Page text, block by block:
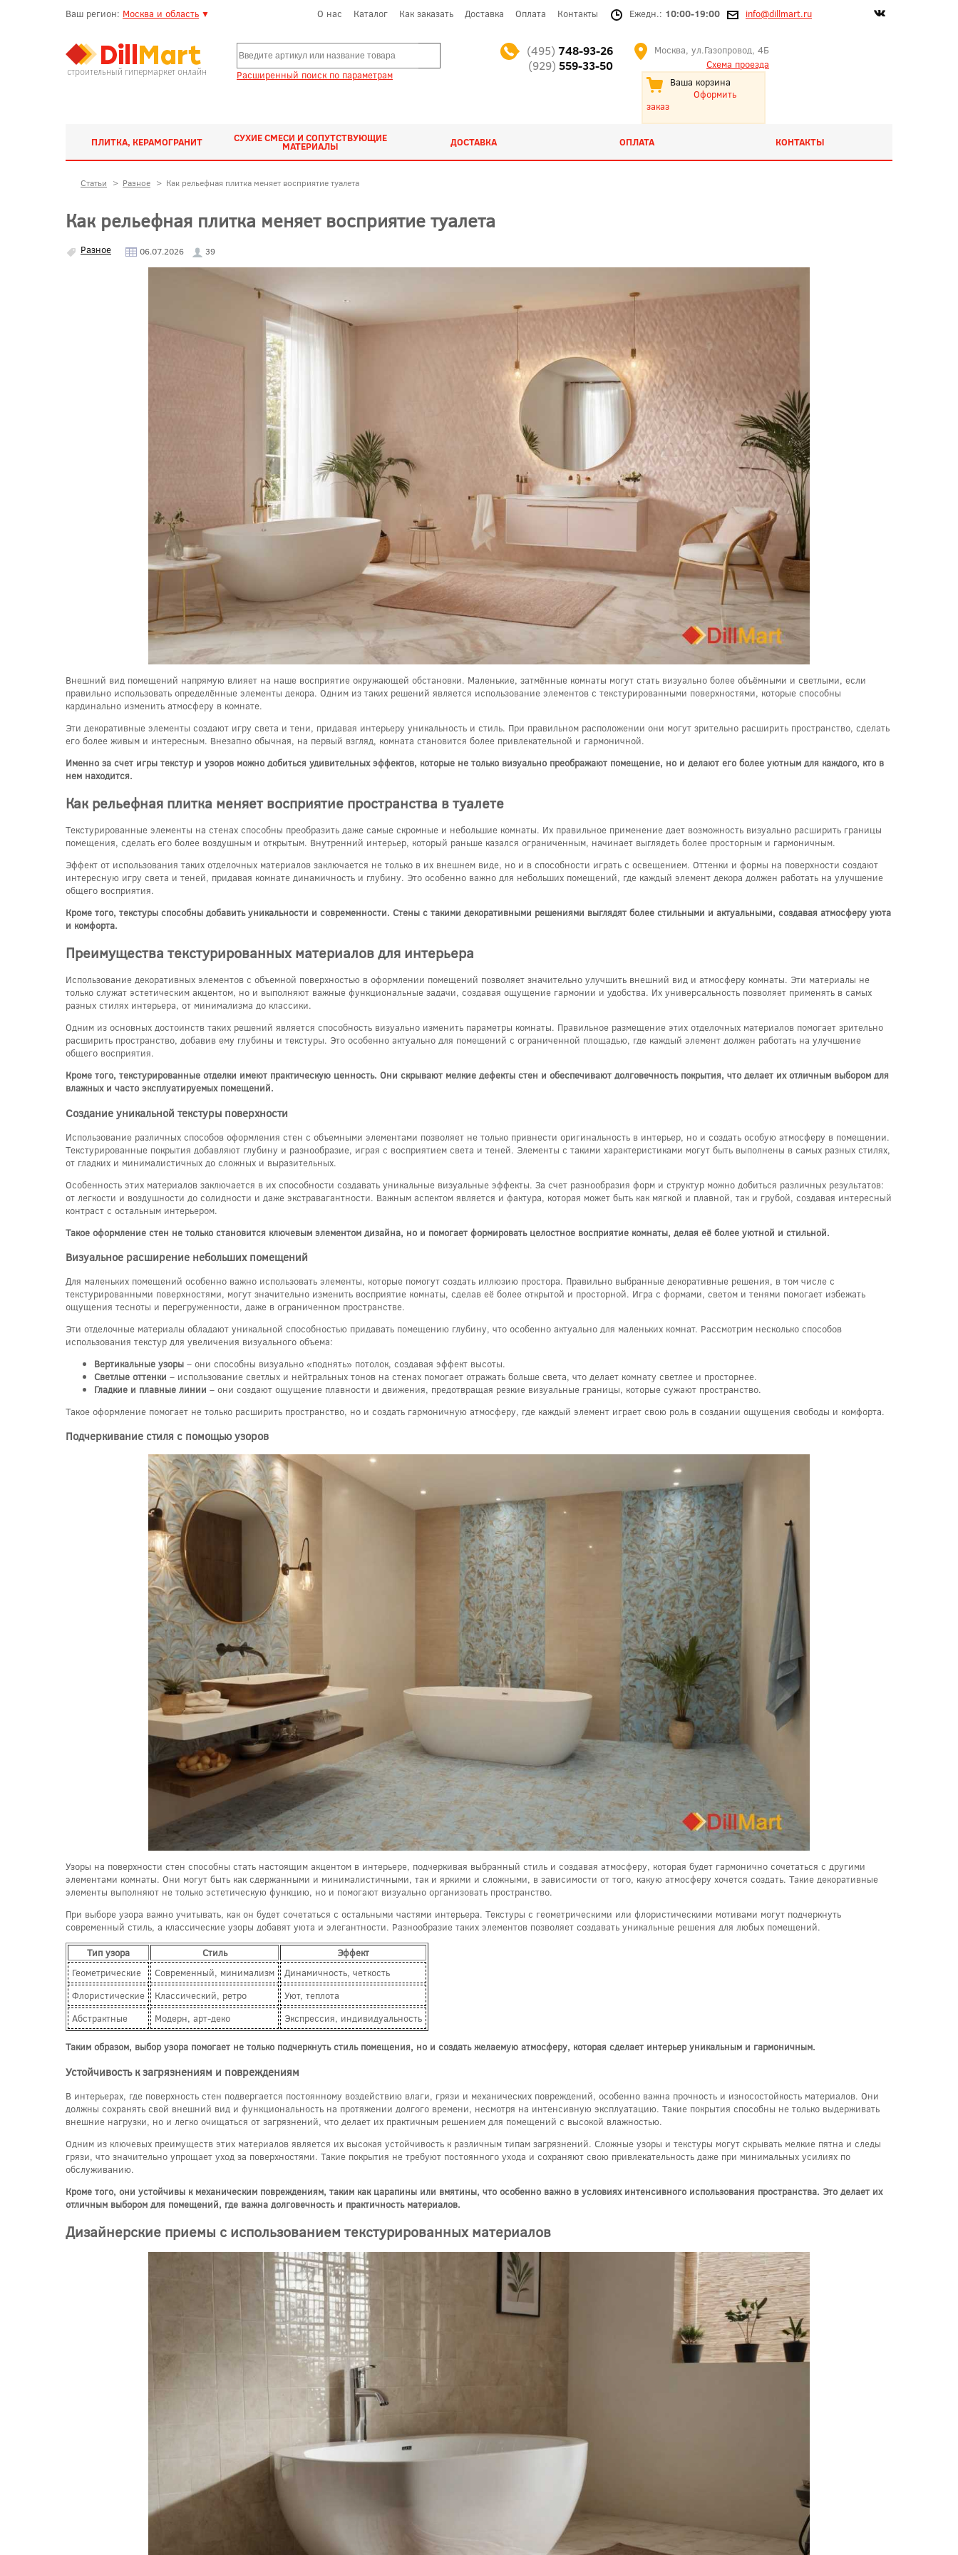
Ваш регион: Москва и область ▼ О нас Каталог Как заказать Доставка Оплата Контакты Ежедн.: 10:00-19:00 info@dillmart.ru
строительный гипермаркет онлайн Расширенный поиск по параметрам
(495) 748-93-26
(929) 559-33-50
Москва, ул.Газопровод, 4Б
Схема проезда
Ваша корзина
Оформить
заказ
ПЛИТКА, КЕРАМОГРАНИТ СУХИЕ СМЕСИ И СОПУТСТВУЮЩИЕ
МАТЕРИАЛЫ ДОСТАВКА ОПЛАТА КОНТАКТЫ
Статьи > Разное > Как рельефная плитка меняет восприятие туалета
Как рельефная плитка меняет восприятие туалета
Разное 06.07.2026 39
Внешний вид помещений напрямую влияет на наше восприятие окружающей обстановки. Маленькие, затмённые комнаты могут стать визуально более объёмными и светлыми, если
правильно использовать определённые элементы декора. Одним из таких решений является использование элементов с текстурированными поверхностями, которые способны
кардинально изменить атмосферу в комнате.
Эти декоративные элементы создают игру света и тени, придавая интерьеру уникальность и стиль. При правильном расположении они могут зрительно расширить пространство, сделать
его более живым и интересным. Внезапно обычная, на первый взгляд, комната становится более привлекательной и гармоничной.
Именно за счет игры текстур и узоров можно добиться удивительных эффектов, которые не только визуально преображают помещение, но и делают его более уютным для каждого, кто в
нем находится.
Как рельефная плитка меняет восприятие пространства в туалете
Текстурированные элементы на стенах способны преобразить даже самые скромные и небольшие комнаты. Их правильное применение дает возможность визуально расширить границы
помещения, сделать его более воздушным и открытым. Внутренний интерьер, который раньше казался ограниченным, начинает выглядеть более просторным и гармоничным.
Эффект от использования таких отделочных материалов заключается не только в их внешнем виде, но и в способности играть с освещением. Оттенки и формы на поверхности создают
интересную игру света и теней, придавая комнате динамичность и глубину. Это особенно важно для небольших помещений, где каждый элемент декора должен работать на улучшение
общего восприятия.
Кроме того, текстуры способны добавить уникальности и современности. Стены с такими декоративными решениями выглядят более стильными и актуальными, создавая атмосферу уюта
и комфорта.
Преимущества текстурированных материалов для интерьера
Использование декоративных элементов с объемной поверхностью в оформлении помещений позволяет значительно улучшить внешний вид и атмосферу комнаты. Эти материалы не
только служат эстетическим акцентом, но и выполняют важные функциональные задачи, создавая ощущение гармонии и удобства. Их универсальность позволяет применять в самых
разных стилях интерьера, от минимализма до классики.
Одним из основных достоинств таких решений является способность визуально изменить параметры комнаты. Правильное размещение этих отделочных материалов помогает зрительно
расширить пространство, добавив ему глубины и текстуры. Это особенно актуально для помещений с ограниченной площадью, где каждый элемент должен работать на улучшение
общего восприятия.
Кроме того, текстурированные отделки имеют практическую ценность. Они скрывают мелкие дефекты стен и обеспечивают долговечность покрытия, что делает их отличным выбором для
влажных и часто эксплуатируемых помещений.
Создание уникальной текстуры поверхности
Использование различных способов оформления стен с объемными элементами позволяет не только привнести оригинальность в интерьер, но и создать особую атмосферу в помещении.
Текстурированные покрытия добавляют глубину и разнообразие, играя с восприятием света и теней. Элементы с такими характеристиками могут быть выполнены в самых разных стилях,
от гладких и минималистичных до сложных и выразительных.
Особенность этих материалов заключается в их способности создавать уникальные визуальные эффекты. За счет разнообразия форм и структур можно добиться различных результатов:
от легкости и воздушности до солидности и даже экстравагантности. Важным аспектом является и фактура, которая может быть как мягкой и плавной, так и грубой, создавая интересный
контраст с остальным интерьером.
Такое оформление стен не только становится ключевым элементом дизайна, но и помогает формировать целостное восприятие комнаты, делая её более уютной и стильной.
Визуальное расширение небольших помещений
Для маленьких помещений особенно важно использовать элементы, которые помогут создать иллюзию простора. Правильно выбранные декоративные решения, в том числе с
текстурированными поверхностями, могут значительно изменить восприятие комнаты, сделав её более открытой и просторной. Игра с формами, светом и тенями помогает избежать
ощущения тесноты и перегруженности, даже в ограниченном пространстве.
Эти отделочные материалы обладают уникальной способностью придавать помещению глубину, что особенно актуально для маленьких комнат. Рассмотрим несколько способов
использования текстур для увеличения визуального объема:
Вертикальные узоры – они способны визуально «поднять» потолок, создавая эффект высоты.
Светлые оттенки – использование светлых и нейтральных тонов на стенах помогает отражать больше света, что делает комнату светлее и просторнее.
Гладкие и плавные линии – они создают ощущение плавности и движения, предотвращая резкие визуальные границы, которые сужают пространство.
Такое оформление помогает не только расширить пространство, но и создать гармоничную атмосферу, где каждый элемент играет свою роль в создании ощущения свободы и комфорта.
Подчеркивание стиля с помощью узоров
Узоры на поверхности стен способны стать настоящим акцентом в интерьере, подчеркивая выбранный стиль и создавая атмосферу, которая будет гармонично сочетаться с другими
элементами комнаты. Они могут быть как сдержанными и минималистичными, так и яркими и сложными, в зависимости от того, какую атмосферу хочется создать. Такие декоративные
элементы выполняют не только эстетическую функцию, но и помогают визуально организовать пространство.
При выборе узора важно учитывать, как он будет сочетаться с остальными частями интерьера. Текстуры с геометрическими или флористическими мотивами могут подчеркнуть
современный стиль, а классические узоры добавят уюта и элегантности. Разнообразие таких элементов позволяет создавать уникальные решения для любых помещений.
Тип узора
Стиль
Эффект
Геометрические
Современный, минимализм
Динамичность, четкость
Флористические
Классический, ретро
Уют, теплота
Абстрактные
Модерн, арт-деко Экспрессия, индивидуальность
Таким образом, выбор узора помогает не только подчеркнуть стиль помещения, но и создать желаемую атмосферу, которая сделает интерьер уникальным и гармоничным.
Устойчивость к загрязнениям и повреждениям
В интерьерах, где поверхность стен подвергается постоянному воздействию влаги, грязи и механических повреждений, особенно важна прочность и износостойкость материалов. Они
должны сохранять свой внешний вид и функциональность на протяжении долгого времени, несмотря на интенсивную эксплуатацию. Такие покрытия способны не только выдерживать
внешние нагрузки, но и легко очищаться от загрязнений, что делает их практичным решением для помещений с высокой влажностью.
Одним из ключевых преимуществ этих материалов является их высокая устойчивость к различным типам загрязнений. Сложные узоры и текстуры могут скрывать мелкие пятна и следы
грязи, что значительно упрощает уход за поверхностями. Такие покрытия не требуют постоянного ухода и сохраняют свою привлекательность даже при минимальных усилиях по
обслуживанию.
Кроме того, они устойчивы к механическим повреждениям, таким как царапины или вмятины, что особенно важно в условиях интенсивного использования пространства. Это делает их
отличным выбором для помещений, где важна долговечность и практичность материалов.
Дизайнерские приемы с использованием текстурированных материалов